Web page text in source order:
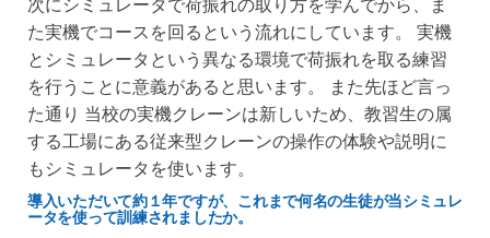
次にシミュレータで荷振れの取り方を学んでから、ま
た実機でコースを回るという流れにしています。 実機
とシミュレータという異なる環境で荷振れを取る練習
を行うことに意義があると思います。 また先ほど言っ
た通り 当校の実機クレーンは新しいため、教習生の属
する工場にある従来型クレーンの操作の体験や説明に
もシミュレータを使います。
導入いただいて約１年ですが、これまで何名の生徒が当シミュレ
ータを使って訓練されましたか。